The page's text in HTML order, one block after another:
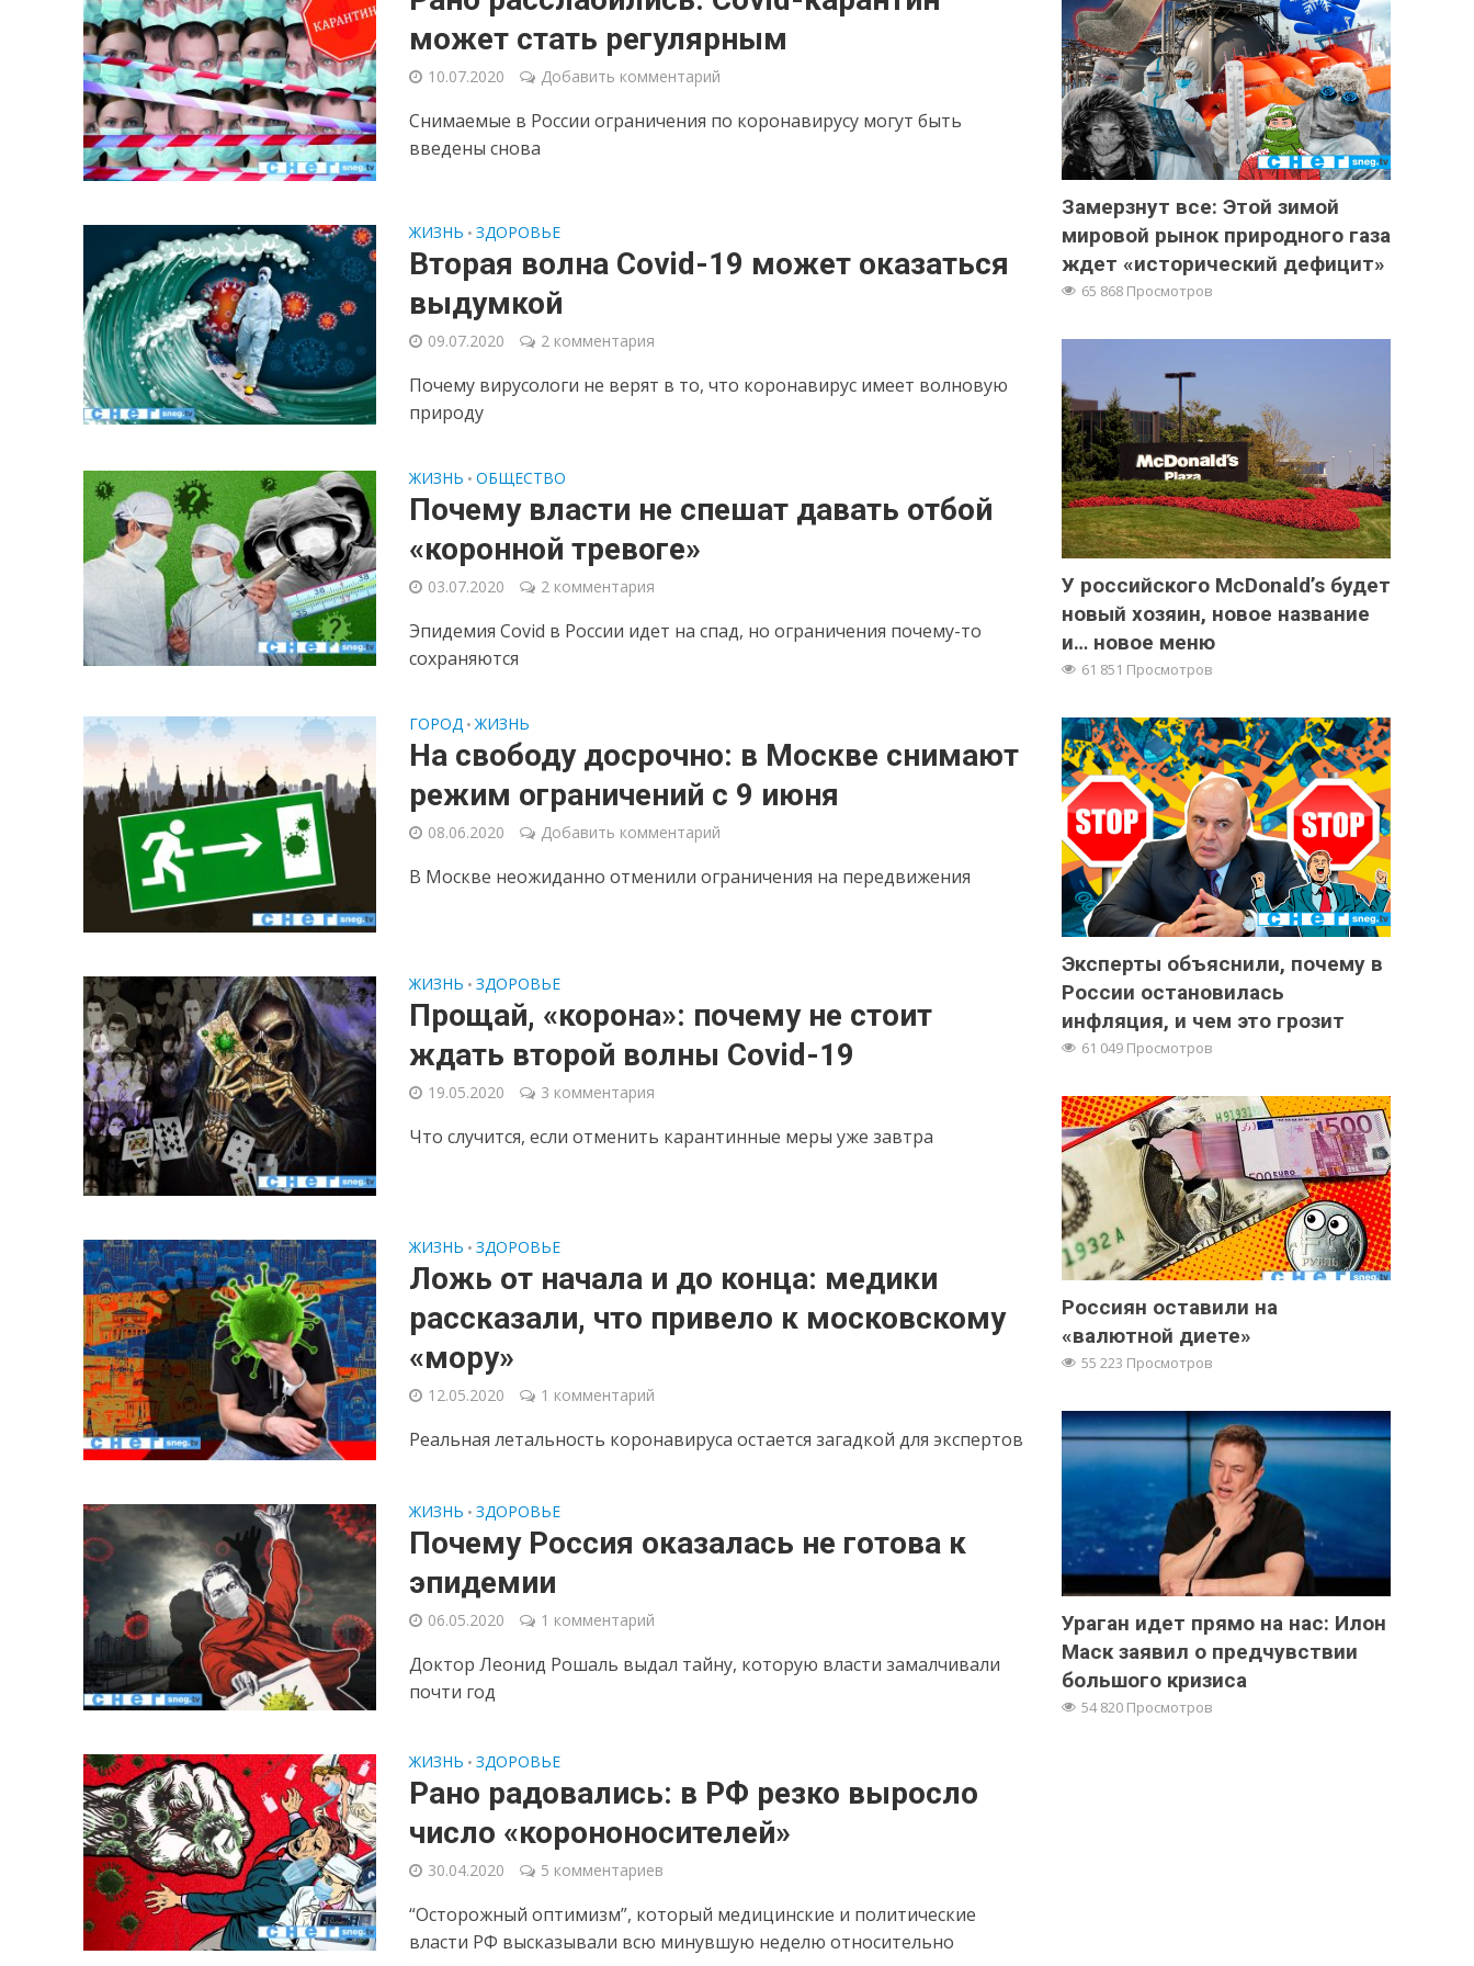
может стать регулярным
10.07.2020 Добавить комментарий
Снимаемые в России ограничения по коронавирусу могут быть
введены снова
ЖИЗНЬ • ЗДОРОВЬЕ
Вторая волна Covid-19 может оказаться
выдумкой
09.07.2020 2 комментария
Почему вирусологи не верят в то, что коронавирус имеет волновую
природу
ЖИЗНЬ • ОБЩЕСТВО
Почему власти не спешат давать отбой
«коронной тревоге»
03.07.2020 2 комментария
Эпидемия Covid в России идет на спад, но ограничения почему-то
сохраняются
ГОРОД • ЖИЗНЬ
На свободу досрочно: в Москве снимают
режим ограничений с 9 июня
08.06.2020 Добавить комментарий
В Москве неожиданно отменили ограничения на передвижения
ЖИЗНЬ • ЗДОРОВЬЕ
Прощай, «корона»: почему не стоит
ждать второй волны Covid-19
19.05.2020 3 комментария
Что случится, если отменить карантинные меры уже завтра
ЖИЗНЬ • ЗДОРОВЬЕ
Ложь от начала и до конца: медики
рассказали, что привело к московскому
«мору»
12.05.2020 1 комментарий
Реальная летальность коронавируса остается загадкой для экспертов
ЖИЗНЬ • ЗДОРОВЬЕ
Почему Россия оказалась не готова к
эпидемии
06.05.2020 1 комментарий
Доктор Леонид Рошаль выдал тайну, которую власти замалчивали
почти год
ЖИЗНЬ • ЗДОРОВЬЕ
Рано радовались: в РФ резко выросло
число «корононосителей»
30.04.2020 5 комментариев
“Осторожный оптимизм”, который медицинские и политические
власти РФ высказывали всю минувшую неделю относительно
Замерзнут все: Этой зимой
мировой рынок природного газа
ждет «исторический дефицит»
65 868 Просмотров
У российского McDonald’s будет
новый хозяин, новое название
и… новое меню
61 851 Просмотров
Эксперты объяснили, почему в
России остановилась
инфляция, и чем это грозит
61 049 Просмотров
Россиян оставили на
«валютной диете»
55 223 Просмотров
Ураган идет прямо на нас: Илон
Маск заявил о предчувствии
большого кризиса
54 820 Просмотров